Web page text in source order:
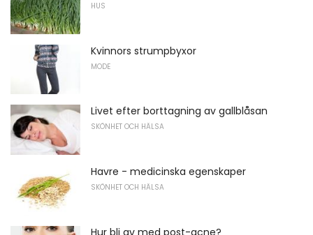
HUS
Kvinnors strumpbyxor
MODE
Livet efter borttagning av gallblåsan
SKÖNHET OCH HÄLSA
Havre - medicinska egenskaper
SKÖNHET OCH HÄLSA
Hur bli av med post-acne?